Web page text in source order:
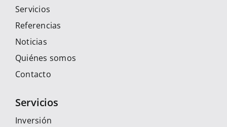
Servicios
Referencias
Noticias
Quiénes somos
Contacto
Servicios
Inversión